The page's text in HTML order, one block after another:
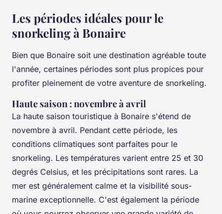
Les périodes idéales pour le
snorkeling à Bonaire
Bien que Bonaire soit une destination agréable toute
l'année, certaines périodes sont plus propices pour
profiter pleinement de votre aventure de snorkeling.
Haute saison : novembre à avril
La haute saison touristique à Bonaire s'étend de
novembre à avril. Pendant cette période, les
conditions climatiques sont parfaites pour le
snorkeling. Les températures varient entre 25 et 30
degrés Celsius, et les précipitations sont rares. La
mer est généralement calme et la visibilité sous-
marine exceptionnelle. C'est également la période